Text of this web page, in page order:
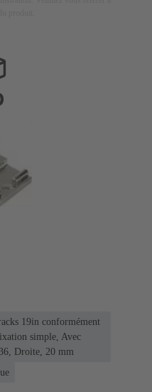
19in conformément
simple, Avec
Droite, 20 mm